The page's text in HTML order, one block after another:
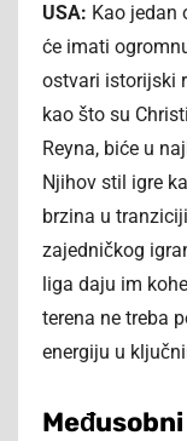
USA: Kao jedan
će imati
ostvari istorijski
kao što su
Reyna, biće u
Njihov stil igre
brzina u
zajedničkog
liga daju im
terena ne treba
energiju u